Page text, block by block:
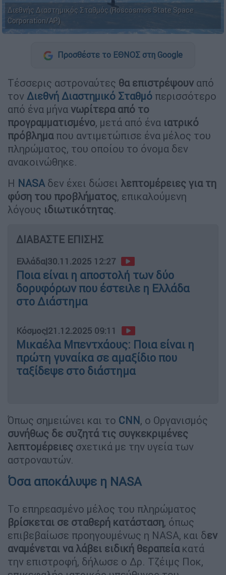
Διεθνής Διαστημικός Σταθμός (Roscosmos State Space
Corporation/AP)
Προσθέστε το ΕΘΝΟΣ στη Google
Τέσσερις αστροναύτες θα επιστρέψουν από
τον Διεθνή Διαστημικό Σταθμό περισσότερο
από ένα μήνα νωρίτερα από το
προγραμματισμένο, μετά από ένα ιατρικό
πρόβλημαπου αντιμετώπισε ένα μέλος του
πληρώματος, του οποίου το όνομα δεν
ανακοινώθηκε.
Η NASA δεν έχει δώσει λεπτομέρειες για τη
φύση του προβλήματος, επικαλούμενη
λόγους ιδιωτικότητας.
ΔΙΑΒΑΣΤΕ ΕΠΙΣΗΣ
Ελλάδα|30.11.2025 12:27
Ποια είναι η αποστολή των δύο
δορυφόρων που έστειλε η Ελλάδα
στο Διάστημα
Κόσμος|21.12.2025 09:11
Μικαέλα Μπεντχάους: Ποια είναι η
πρώτη γυναίκα σε αμαξίδιο που
ταξίδεψε στο διάστημα
Όπως σημειώνει και το CNN, ο Οργανισμός
συνήθως δε συζητά τις συγκεκριμένες
λεπτομέρειες σχετικά με την υγεία των
αστροναυτών.
Όσα αποκάλυψε η NASA
Το επηρεασμένο μέλος του πληρώματος
βρίσκεται σε σταθερή κατάσταση, όπως
επιβεβαίωσε προηγουμένως η NASA, και δεν
αναμένεται να λάβει ειδική θεραπείακατά
την επιστροφή, δήλωσε ο Δρ. Τζέιμς Ποκ,